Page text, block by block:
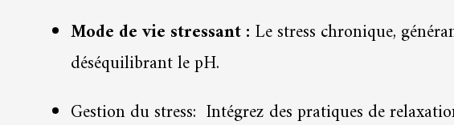
Mode de vie stressant : Le stress chronique,
déséquilibrant le pH.
Gestion du stress: Intégrez des pratiques de